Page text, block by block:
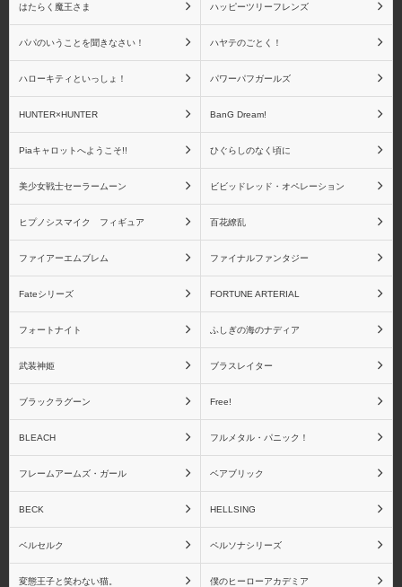
Fateシリーズ(一番くじ)
青島文化教材社 アイズプロジェクト
アクアマリン アトリエ彩
アニプレックス
はたらく魔王さま ハッピーツリーフレンズ
パパのいうことを聞きなさい！ ハヤテのごとく！
ハローキティといっしょ！ パワーパフガールズ
HUNTER×HUNTER BanG Dream!
Piaキャロットへようこそ!! ひぐらしのなく頃に
美少女戦士セーラームーン ビビッドレッド・オペレーション
ヒプノシスマイク フィギュア 百花繚乱
ファイアーエムブレム ファイナルファンタジー
Fateシリーズ FORTUNE ARTERIAL
フォートナイト ふしぎの海のナディア
武装神姫 ブラスレイター
ブラックラグーン Free!
BLEACH フルメタル・パニック！
フレームアームズ・ガール ベアブリック
BECK HELLSING
ベルセルク ペルソナシリーズ
変態王子と笑わない猫。 僕のヒーローアカデミア